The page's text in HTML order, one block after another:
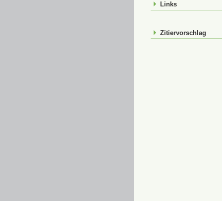
Links
Zitiervorschlag